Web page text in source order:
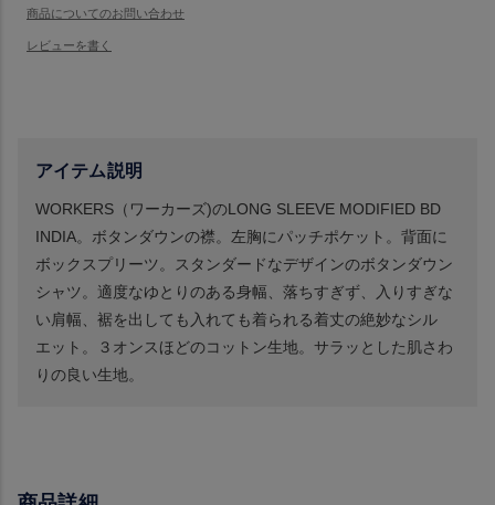
アイテム説明
WORKERS（ワーカーズ)のLONG SLEEVE MODIFIED BD
INDIA。ボタンダウンの襟。左胸にパッチポケット。背面に
ボックスプリーツ。スタンダードなデザインのボタンダウン
シャツ。適度なゆとりのある身幅、落ちすぎず、入りすぎな
い肩幅、裾を出しても入れても着られる着丈の絶妙なシル
エット。３オンスほどのコットン生地。サラッとした肌さわ
りの良い生地。